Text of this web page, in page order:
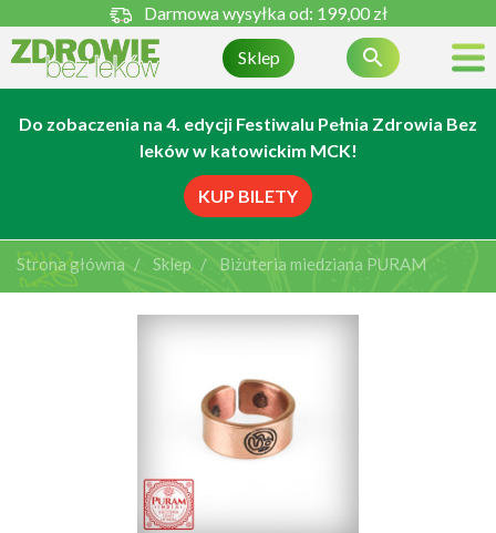
Darmowa wysyłka od: 199,00 zł
Sklep 
Do zobaczenia na 4. edycji Festiwalu Pełnia Zdrowia Bez
leków w katowickim MCK!
KUP BILETY
Strona główna Sklep Biżuteria miedziana PURAM